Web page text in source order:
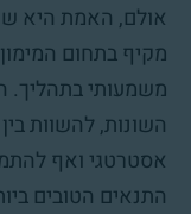
אולם, האמת היא
מקיף בתחום
משמעותי בתהליך.
השונות, להשוות
אסטרטגי ואף
התנאים הטובים